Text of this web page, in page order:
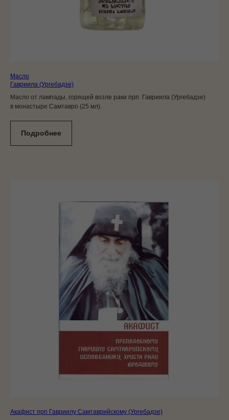
Масло
Гавриила (Ургебадзе)
Масло от лампады, горящей возле раки прп. Гавриила (Ургебадзе)
в монастыре Самтавро (25 мл).
Подробнее
Акафист прп Гавриилу Самтаврийскому (Ургебадзе)